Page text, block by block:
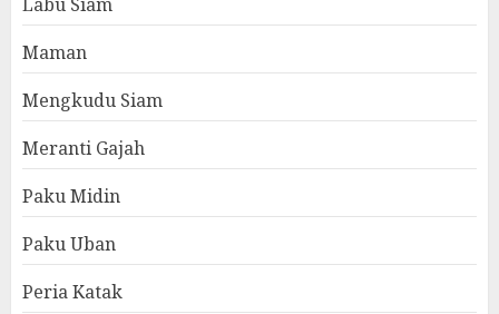
Maman
Mengkudu Siam
Meranti Gajah
Paku Midin
Paku Uban
Peria Katak